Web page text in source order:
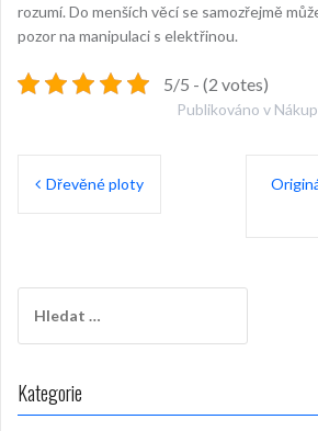
rozumí. Do menších věcí se samozřejmě
pozor na manipulaci s elektřinou.
5/5 - (2 votes)
Publikováno v
Navigace
Dřevěné ploty
Kategorie